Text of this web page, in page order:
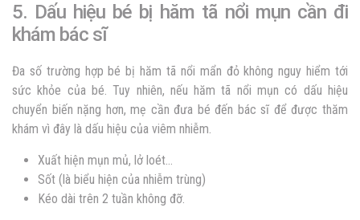
5. Dấu hiệu bé bị hăm tã nổi mụn cần đi
khám bác sĩ
Đa số trường hợp bé bị hăm tã nổi mẩn đỏ không nguy hiểm tới
sức khỏe của bé. Tuy nhiên, nếu hăm tã nổi mụn có dấu hiệu
chuyển biến nặng hơn, mẹ cần đưa bé đến bác sĩ để được thăm
khám vì đây là dấu hiệu của viêm nhiễm.
Xuất hiện mụn mủ, lở loét…
Sốt (là biểu hiện của nhiễm trùng)
Kéo dài trên 2 tuần không đỡ.